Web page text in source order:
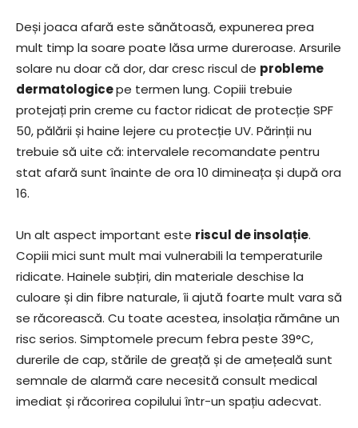
Deși joaca afară este sănătoasă, expunerea prea
mult timp la soare poate lăsa urme dureroase. Arsurile
solare nu doar că dor, dar cresc riscul de probleme
dermatologicepe termen lung. Copiii trebuie
protejați prin creme cu factor ridicat de protecție SPF
50, pălării și haine lejere cu protecție UV. Părinții nu
trebuie să uite că: intervalele recomandate pentru
stat afară sunt înainte de ora 10 dimineața și după ora
16.
Un alt aspect important este riscul de insolație.
Copiii mici sunt mult mai vulnerabili la temperaturile
ridicate. Hainele subțiri, din materiale deschise la
culoare și din fibre naturale, îi ajută foarte mult vara să
se răcorească. Cu toate acestea, insolația rămâne un
risc serios. Simptomele precum febra peste 39°C,
durerile de cap, stările de greață și de amețeală sunt
semnale de alarmă care necesită consult medical
imediat și răcorirea copilului într-un spațiu adecvat.